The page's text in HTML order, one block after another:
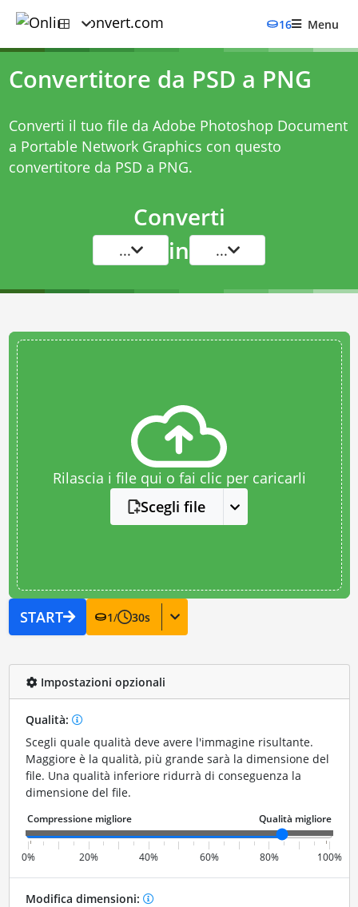
16 Menu
Convertitore da PSD a PNG
Converti il tuo file da Adobe Photoshop Document
a Portable Network Graphics con questo
convertitore da PSD a PNG.
Converti
... in ...
Rilascia i file qui o fai clic per caricarli
Scegli file
START 1/ 30s
Impostazioni opzionali
Qualità:
Scegli quale qualità deve avere l'immagine risultante.
Maggiore è la qualità, più grande sarà la dimensione del
file. Una qualità inferiore ridurrà di conseguenza la
dimensione del file.
0% 20% 40% 60% 80% 100%
Modifica dimensioni: